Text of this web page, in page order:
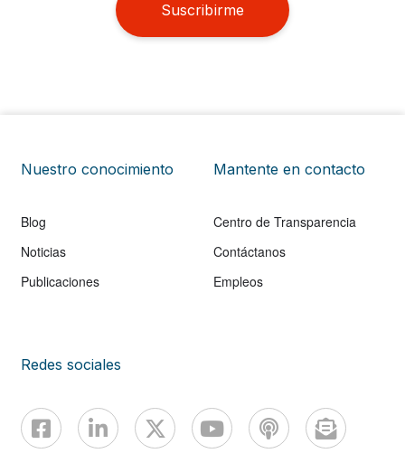
Suscribirme
Nuestro conocimiento
Blog
Noticias
Publicaciones
Mantente en contacto
Centro de Transparencia
Contáctanos
Empleos
Redes sociales